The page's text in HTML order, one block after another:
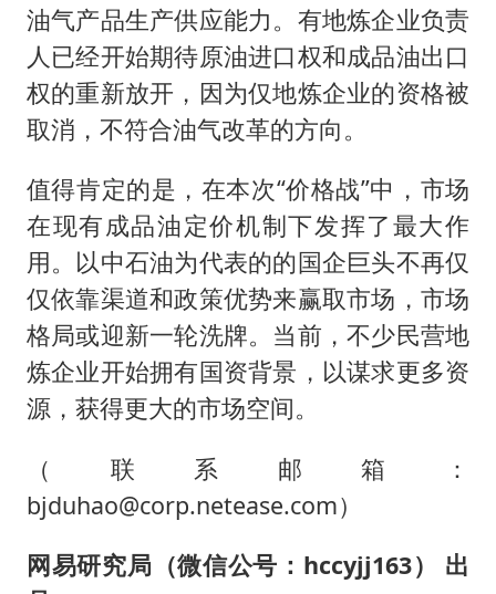
油气产品生产供应能力。有地炼企业负责
人已经开始期待原油进口权和成品油出口
权的重新放开，因为仅地炼企业的资格被
取消，不符合油气改革的方向。
值得肯定的是，在本次“价格战”中，市场
在现有成品油定价机制下发挥了最大作
用。以中石油为代表的的国企巨头不再仅
仅依靠渠道和政策优势来赢取市场，市场
格局或迎新一轮洗牌。当前，不少民营地
炼企业开始拥有国资背景，以谋求更多资
源，获得更大的市场空间。
（联系邮箱：
bjduhao@corp.netease.com）
网易研究局（微信公号：hccyjj163） 出